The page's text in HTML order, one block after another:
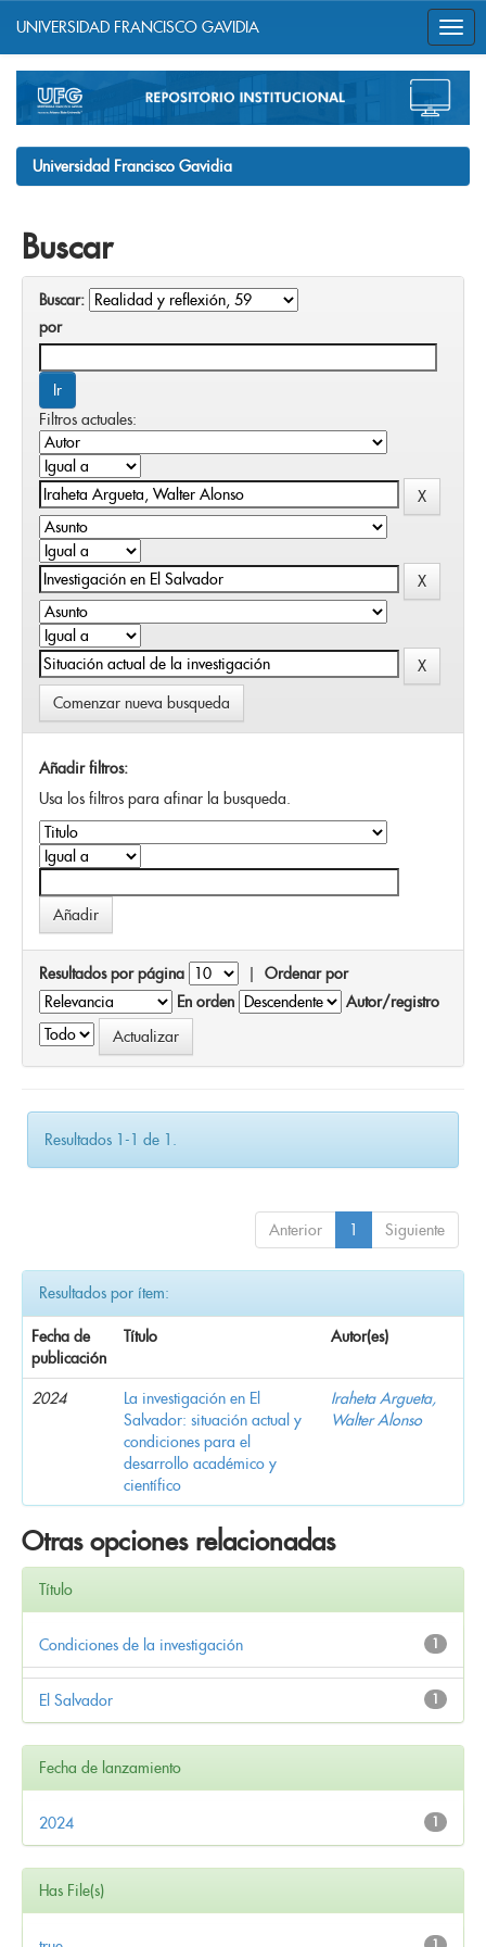
navigation
UNIVERSIDAD FRANCISCO GAVIDIA
Universidad Francisco Gavidia
Buscar
Buscar:
por
Filtros actuales:
Comenzar nueva busqueda
Añadir filtros:
Usa los filtros para afinar la busqueda.
Resultados por página | Ordenar por
En orden
Autor/registro
Resultados 1-1 de 1.
Anterior 1 Siguiente
Resultados por ítem:
Fecha de
publicación
Título Autor(es)
2024
La investigación en El
Salvador: situación actual y
condiciones para el
desarrollo académico y
científico
Iraheta Argueta,
Walter Alonso
Otras opciones relacionadas
Título
1
Condiciones de la investigación
1
El Salvador
Fecha de lanzamiento
1
2024
Has File(s)